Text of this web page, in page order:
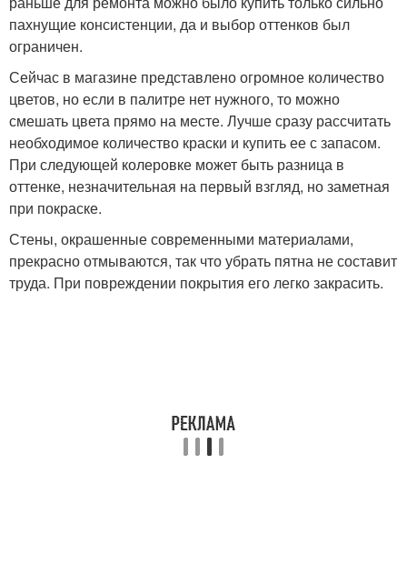
пахнущие консистенции, да и выбор оттенков был
ограничен.
Сейчас в магазине представлено огромное количество
цветов, но если в палитре нет нужного, то можно
смешать цвета прямо на месте. Лучше сразу рассчитать
необходимое количество краски и купить ее с запасом.
При следующей колеровке может быть разница в
оттенке, незначительная на первый взгляд, но заметная
при покраске.
Стены, окрашенные современными материалами,
прекрасно отмываются, так что убрать пятна не составит
труда. При повреждении покрытия его легко закрасить.